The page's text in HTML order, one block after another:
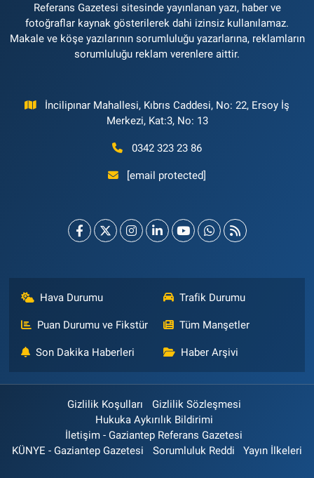
Referans Gazetesi sitesinde yayınlanan yazı, haber ve
fotoğraflar kaynak gösterilerek dahi izinsiz kullanılamaz.
Makale ve köşe yazılarının sorumluluğu yazarlarına, reklamların
sorumluluğu reklam verenlere aittir.
İncilipınar Mahallesi, Kıbrıs Caddesi, No: 22, Ersoy İş
Merkezi, Kat:3, No: 13
0342 323 23 86
[email protected]
Hava Durumu Trafik Durumu
Puan Durumu ve Fikstür Tüm Manşetler
Son Dakika Haberleri Haber Arşivi
Gizlilik Koşulları
Gizlilik Sözleşmesi
Hukuka Aykırılık Bildirimi
İletişim - Gaziantep Referans Gazetesi
KÜNYE - Gaziantep Gazetesi
Sorumluluk Reddi Yayın İlkeleri